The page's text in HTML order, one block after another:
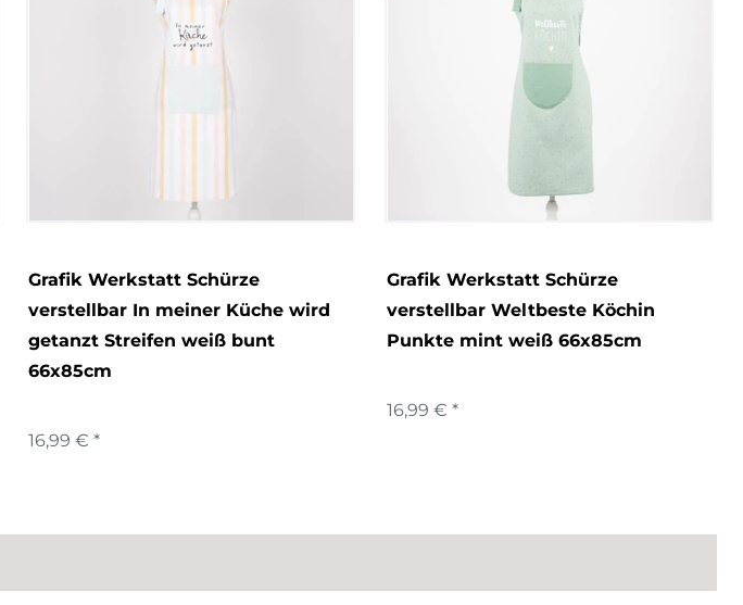
Grafik Werkstatt Schürze
verstellbar In meiner Küche wird
getanzt Streifen weiß bunt
66x85cm
16,99 € *
Grafik Werkstatt Schürze
verstellbar Weltbeste Köchin
Punkte mint weiß 66x85cm
16,99 € *